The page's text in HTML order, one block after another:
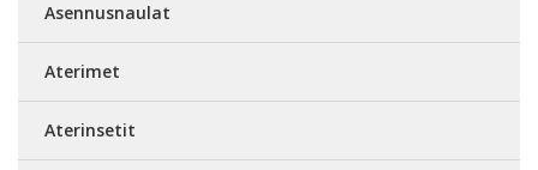
Asennusnaulat
Aterimet
Aterinsetit